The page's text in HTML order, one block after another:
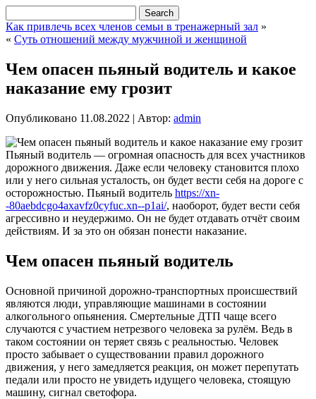
Как привлечь всех членов семьи в тренажерный зал »
« Суть отношений между мужчиной и женщиной
Чем опасен пьяный водитель и какое
наказание ему грозит
Опубликовано 11.08.2022 | Автор: admin
Пьяный водитель — огромная опасность для всех участников
дорожного движения. Даже если человеку становится плохо
или у него сильная усталость, он будет вести себя на дороге с
осторожностью. Пьяный водитель https://xn-
-80aebdcgo4axavfz0cyfuc.xn--p1ai/, наоборот, будет вести себя
агрессивно и неудержимо. Он не будет отдавать отчёт своим
действиям. И за это он обязан понести наказание.
Чем опасен пьяный водитель
Основной причиной дорожно-транспортных происшествий
являются люди, управляющие машинами в состоянии
алкогольного опьянения. Смертельные ДТП чаще всего
случаются с участием нетрезвого человека за рулём. Ведь в
таком состоянии он теряет связь с реальностью. Человек
просто забывает о существовании правил дорожного
движения, у него замедляется реакция, он может перепутать
педали или просто не увидеть идущего человека, стоящую
машину, сигнал светофора.